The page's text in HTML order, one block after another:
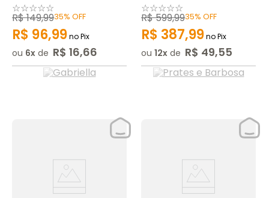
☆☆☆☆☆
R$149,9935% OFF
R$ 96,99no Pix
ou 6 de R$ 16,66
☆☆☆☆☆
R$599,9935% OFF
R$ 387,99no Pix
ou 12 de R$ 49,55